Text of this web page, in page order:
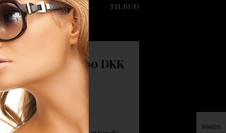
GAVEKORT TILBUD
2100.00 DKK
BRANDS